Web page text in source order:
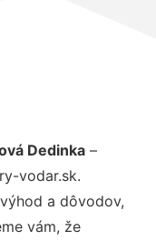
Dedinka –
vodar.sk.
a dôvodov,
vám, že